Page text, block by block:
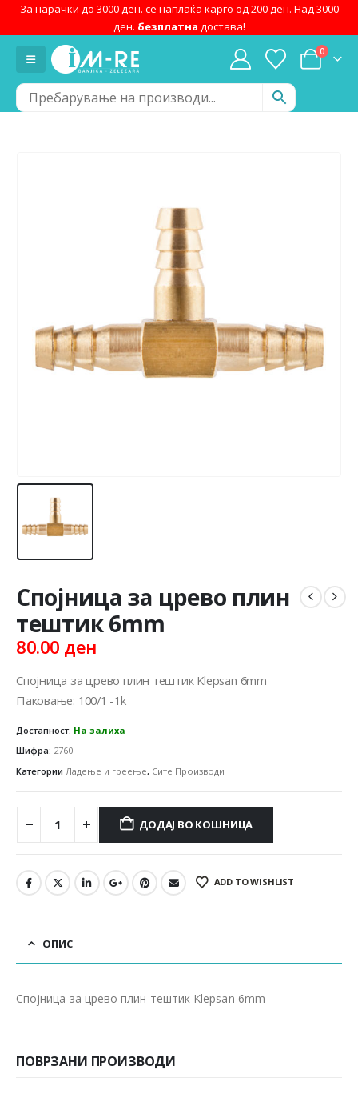
За нарачки до 3000 ден. се наплаќа карго од 200 ден. Над 3000
ден. безплатна достава!
0
Спојница за црево плин
тештик 6mm
80.00 ден
Спојница за црево плин тештик Klepsan 6mm
Паковање: 100/1 -1k
Достапност: На залиха
Шифра: 2760
Категории Ладење и греење, Сите Производи
ДОДАЈ ВО КОШНИЦА
ADD TO WISHLIST
ОПИС
Спојница за црево плин тештик Klepsan 6mm
ПОВРЗАНИ ПРОИЗВОДИ